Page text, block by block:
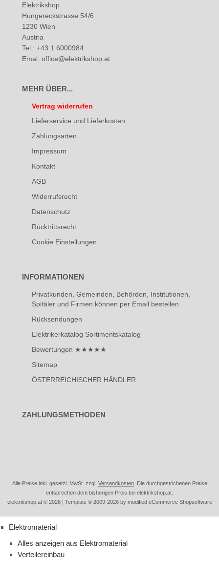
Elektrikshop
Hungereckstrasse 54/6
1230 Wien
Austria
Tel.: +43 1 6000984
Emai: office@elektrikshop.at
MEHR ÜBER...
Vertrag widerrufen
Lieferservice und Lieferkosten
Zahlungsarten
Impressum
Kontakt
AGB
Widerrufsrecht
Datenschutz
Rücktrittsrecht
Cookie Einstellungen
INFORMATIONEN
Privatkunden, Gemeinden, Behörden, Institutionen,
Spitäler und Firmen können per Email bestellen
Rücksendungen
Elektrikerkatalog Sortimentskatalog
Bewertungen ★★★★★
Sitemap
ÖSTERREICHISCHER HÄNDLER
ZAHLUNGSMETHODEN
Alle Preise inkl. gesetzl. MwSt. zzgl. Versandkosten. Die durchgestrichenen Preise
entsprechen dem bisherigen Preis bei elektrikshop.at.
elektrikshop.at © 2026 | Template © 2009-2026 by modified eCommerce Shopsoftware
Elektromaterial
Alles anzeigen aus Elektromaterial
Verteilereinbau